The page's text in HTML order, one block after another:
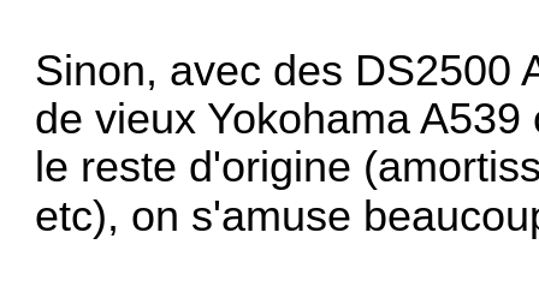
Sinon, avec des DS2500
de vieux Yokohama
le reste d'origine
etc), on s'amuse